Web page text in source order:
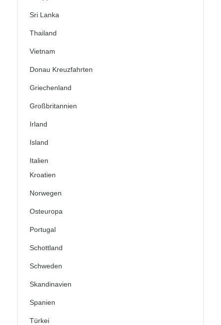
Sri Lanka
Thailand
Vietnam
Donau Kreuzfahrten
Griechenland
Großbritannien
Irland
Island
Italien
Kroatien
Norwegen
Osteuropa
Portugal
Schottland
Schweden
Skandinavien
Spanien
Türkei